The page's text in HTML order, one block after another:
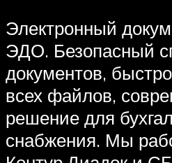
Электронный
ЭДО. Безопасный
документов,
всех файлов,
решение для
снабжения. Мы